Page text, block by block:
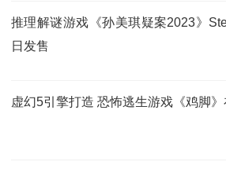
推理解谜游戏《孙美琪疑案2023》
日发售
虚幻5引擎打造 恐怖逃生游戏《鸡脚